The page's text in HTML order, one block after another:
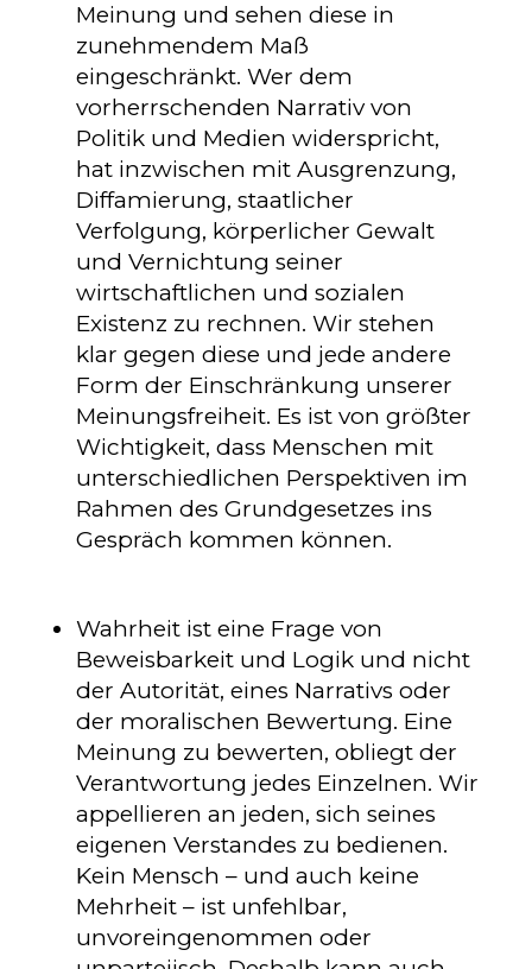
Meinung und sehen diese in
zunehmendem Maß
eingeschränkt. Wer dem
vorherrschenden Narrativ von
Politik und Medien widerspricht,
hat inzwischen mit Ausgrenzung,
Diffamierung, staatlicher
Verfolgung, körperlicher Gewalt
und Vernichtung seiner
wirtschaftlichen und sozialen
Existenz zu rechnen. Wir stehen
klar gegen diese und jede andere
Form der Einschränkung unserer
Meinungsfreiheit. Es ist von größter
Wichtigkeit, dass Menschen mit
unterschiedlichen Perspektiven im
Rahmen des Grundgesetzes ins
Gespräch kommen können.
Wahrheit ist eine Frage von
Beweisbarkeit und Logik und nicht
der Autorität, eines Narrativs oder
der moralischen Bewertung. Eine
Meinung zu bewerten, obliegt der
Verantwortung jedes Einzelnen. Wir
appellieren an jeden, sich seines
eigenen Verstandes zu bedienen.
Kein Mensch – und auch keine
Mehrheit – ist unfehlbar,
unvoreingenommen oder